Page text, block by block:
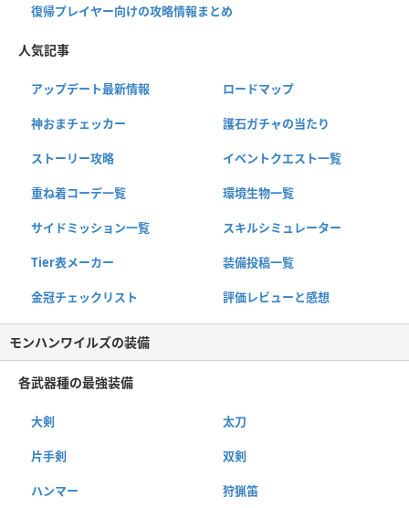
復帰プレイヤー向けの攻略情報まとめ
人気記事
アップデート最新情報 ロードマップ
神おまチェッカー 護石ガチャの当たり
ストーリー攻略 イベントクエスト一覧
重ね着コーデ一覧 環境生物一覧
サイドミッション一覧 スキルシミュレーター
Tier表メーカー 装備投稿一覧
金冠チェックリスト 評価レビューと感想
モンハンワイルズの装備
各武器種の最強装備
大剣 太刀
片手剣 双剣
ハンマー 狩猟笛